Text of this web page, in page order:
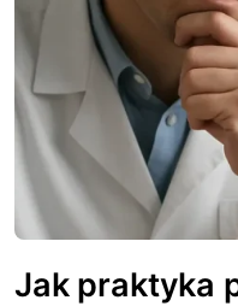
Jak praktyka